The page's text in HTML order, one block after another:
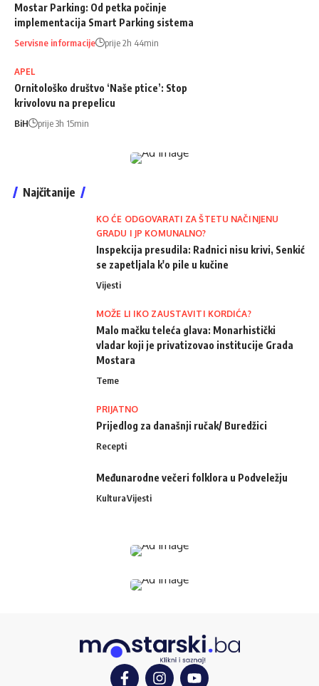
Mostar Parking: Od petka počinje
implementacija Smart Parking sistema
Servisne informacije prije 2h 44min
APEL
Ornitološko društvo ‘Naše ptice’: Stop
krivolovu na prepelicu
BiH prije 3h 15min
Najčitanije
KO ĆE ODGOVARATI ZA ŠTETU NAČINJENU
GRADU I JP KOMUNALNO?
Inspekcija presudila: Radnici nisu krivi, Senkić
se zapetljala k'o pile u kučine
Vijesti
MOŽE LI IKO ZAUSTAVITI KORDIĆA?
Malo mačku teleća glava: Monarhistički
vladar koji je privatizovao institucije Grada
Mostara
Teme
PRIJATNO
Prijedlog za današnji ručak/ Buredžici
Recepti
Međunarodne večeri folklora u Podveležju
KulturaVijesti